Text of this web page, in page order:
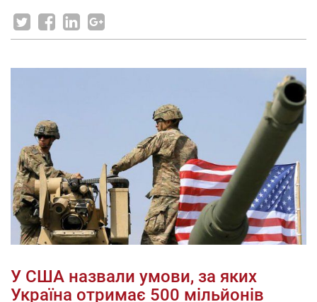
У США назвали умови, за яких
Україна отримає 500 мільйонів